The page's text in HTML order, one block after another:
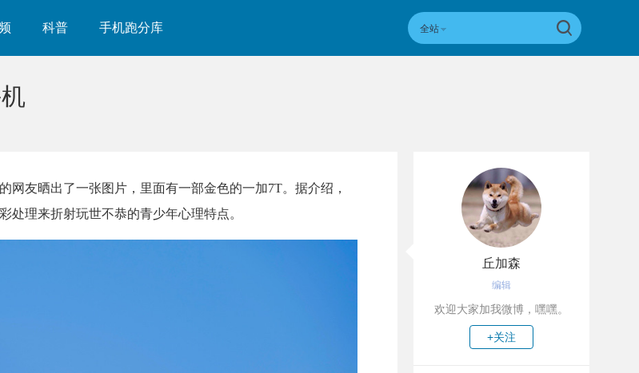
科普 手机跑分库 全站
网友晒出了一张图片，里面有一部金色的一加7T。据介绍，
处理来折射玩世不恭的青少年心理特点。
丘加森
编辑
欢迎大家加我微博，嘿嘿。
+关注